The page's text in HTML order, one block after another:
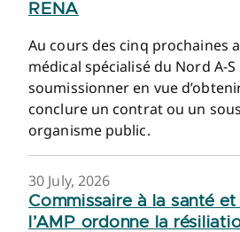
RENA
Au cours des cinq prochaines
médical spécialisé du Nord A-
soumissionner en vue
conclure un contrat ou un
organisme public.
30 July, 2026
Commissaire à la santé
l’AMP ordonne la